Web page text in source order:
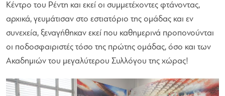
Κέντρο του Ρέντη και εκεί οι συμμετέχοντες φτάνοντας,
αρχικά, γευμάτισαν στο εστιατόριο της ομάδας και εν
συνεχεία, ξεναγήθηκαν εκεί που καθημερινά προπονούνται
οι ποδοσφαιριστές τόσο της πρώτης ομάδας, όσο και των
Ακαδημιών του μεγαλύτερου Συλλόγου της χώρας!